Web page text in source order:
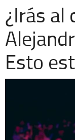
Cronos
Economía
Espectáculos
¿Irás al
Esto